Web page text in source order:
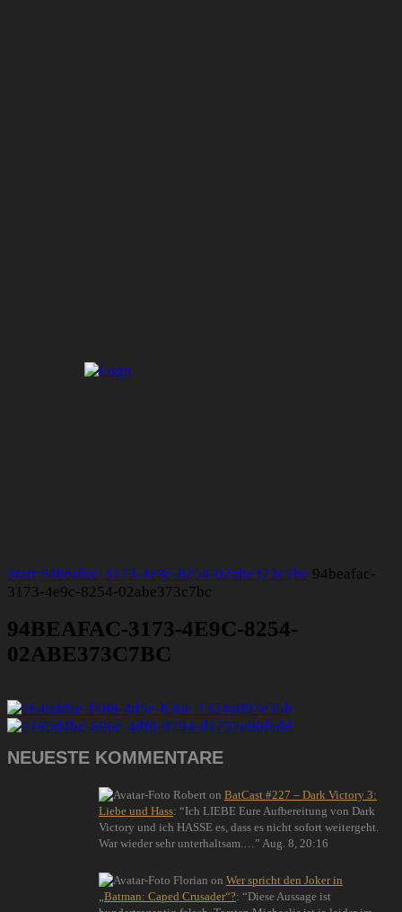
Start 94beafac-3173-4e9c-8254-02abe373c7bc 94beafac-
3173-4e9c-8254-02abe373c7bc
94BEAFAC-3173-4E9C-8254-
02ABE373C7BC
NEUESTE KOMMENTARE
Robert on BatCast #227 – Dark Victory 3:
Liebe und Hass: “Ich LIEBE Eure Aufbereitung von Dark
Victory und ich HASSE es, dass es nicht sofort weitergeht.
War wieder sehr unterhaltsam.… ” Aug. 8, 20:16
Florian on Wer spricht den Joker in
„Batman: Caped Crusader“?: “Diese Aussage ist